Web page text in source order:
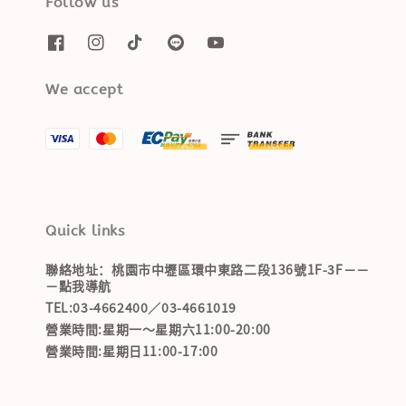
We accept
Quick links
聯絡地址：桃園市中壢區環中東路二段136號1F-3F－－
－點我導航
TEL:03-4662400／03-4661019
營業時間:星期一～星期六11:00-20:00
營業時間:星期日11:00-17:00